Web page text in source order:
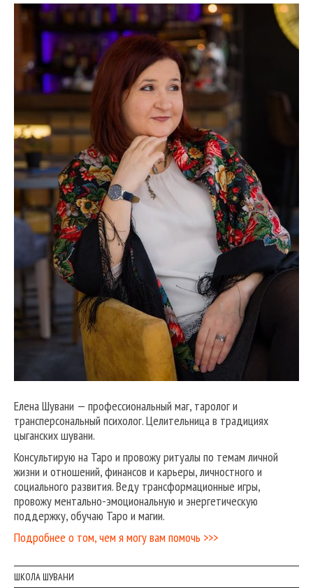
Елена Шувани — профессиональный маг, таролог и
трансперсональный психолог. Целительница в традициях
цыганских шувани.
Консультирую на Таро и провожу ритуалы по темам личной
жизни и отношений, финансов и карьеры, личностного и
социального развития. Веду трансформационные игры,
провожу ментально-эмоциональную и энергетическую
поддержку, обучаю Таро и магии.
Подробнее о том, чем я могу вам помочь >>>
ШКОЛА ШУВАНИ